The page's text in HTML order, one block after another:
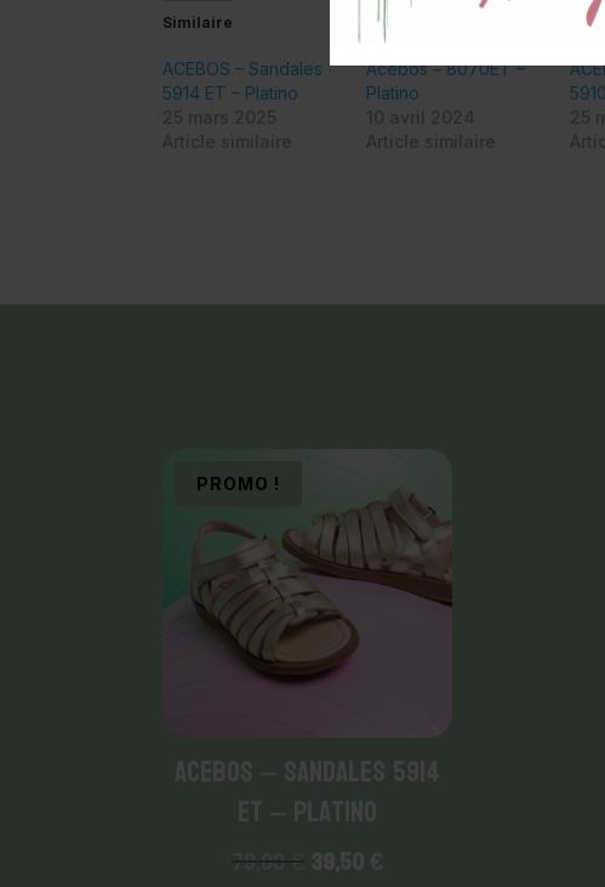
Similaire
ACEBOS – Sandales
5914 ET – Platino
Acebos – 8070ET –
Platino
PROMO !
ACEBOS – Sandales 5914
ET – Platino
79,00€Le
39,50€Le